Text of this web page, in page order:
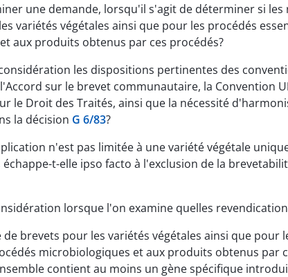
une demande, lorsqu'il s'agit de déterminer si
variétés végétales ainsi que pour les procédés
aux produits obtenus par ces procédés?
les dispositions pertinentes des
sur le brevet communautaire, la Convention
le Droit des Traités, ainsi que la nécessité
la décision G 6/83?
n'est pas limitée à une variété végétale
t-elle ipso facto à l'exclusion de la
lorsque l'on examine quelles
brevets pour les variétés végétales ainsi que
microbiologiques et aux produits obtenus par
contient au moins un gène spécifique